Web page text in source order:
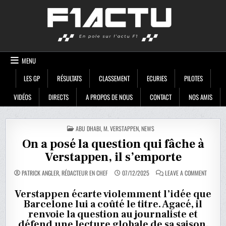
MENU
LES GP
RÉSULTATS CLASSEMENT ECURIES
PILOTES
VIDÉOS
DIRECTS A PROPOS DE NOUS CONTACT NOS AMIS
POSTED
IN
ABU DHABI,M. VERSTAPPEN,NEWS
On a posé la question qui fâche à
Verstappen, il s’emporte
PATRICK ANGLER, RÉDACTEUR EN CHEF 07/12/2025 LEAVE A COMMENTON
POSÉ
LA
Verstappen écarte violemment l’idée que
Barcelone lui a coûté le titre. Agacé, il
renvoie la question au journaliste et